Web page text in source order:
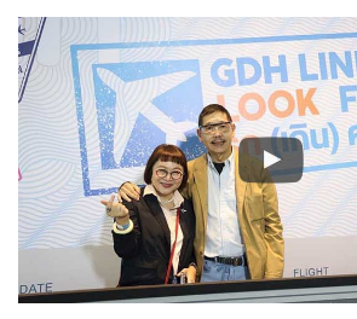
17-07-2567
ทั่วไป